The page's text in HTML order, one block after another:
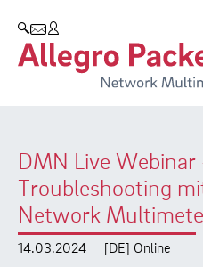
DMN Live
Troubleshooting
Network
14.03.2024 [DE] Online
Allegro Network Multimeter
Produktübersicht
Use Cases
Whitepaper
Case Studies
Videos
Unternehmen
Partner
Umweltschutz
Forschung und Lehre